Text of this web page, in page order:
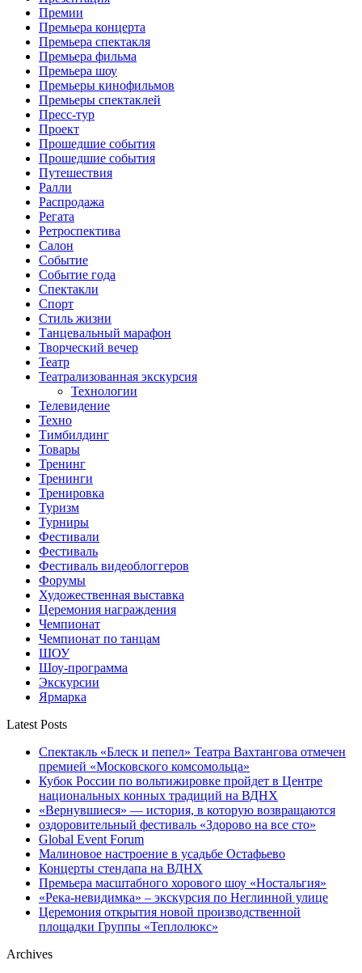
Премии
Премьера концерта
Премьера спектакля
Премьера фильма
Премьера шоу
Премьеры кинофильмов
Премьеры спектаклей
Пресс-тур
Проект
Прошедшие события
Прошедшие события
Путешествия
Ралли
Распродажа
Регата
Ретроспектива
Салон
Событие
Событие года
Спектакли
Спорт
Стиль жизни
Танцевальный марафон
Творческий вечер
Театр
Театрализованная экскурсия
Технологии
Телевидение
Техно
Тимбилдинг
Товары
Тренинг
Тренинги
Тренировка
Туризм
Турниры
Фестивали
Фестиваль
Фестиваль видеоблоггеров
Форумы
Художественная выставка
Церемония награждения
Чемпионат
Чемпионат по танцам
ШОУ
Шоу-программа
Экскурсии
Ярмарка
Latest Posts
Спектакль «Блеск и пепел» Театра Вахтангова отмечен
премией «Московского комсомольца»
Кубок России по вольтижировке пройдет в Центре
национальных конных традиций на ВДНХ
«Вернувшиеся» — история, в которую возвращаются
оздоровительный фестиваль «Здорово на все сто»
Global Event Forum
Малиновое настроение в усадьбе Остафьево
Концерты стендапа на ВДНХ
Премьера масштабного хорового шоу «Ностальгия»
«Река-невидимка» – экскурсия по Неглинной улице
Церемония открытия новой производственной
площадки Группы «Теплолюкс»
Archives